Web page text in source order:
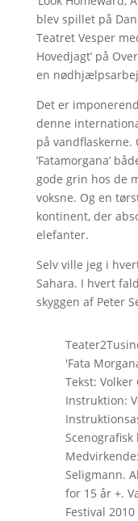
blev spillet på
Teatret Vesper
Hovedjagt’ på
en
Det er
denne
på vandflaskerne.
’Fatamorgana’
gode grin hos de
voksne. Og en
kontinent, der
elefanter.
Selv ville jeg i
Sahara. I hvert
skyggen af Peter
'Fata
Tekst:
Instruktion:
Seligmann.
for 15 år +.
Festival